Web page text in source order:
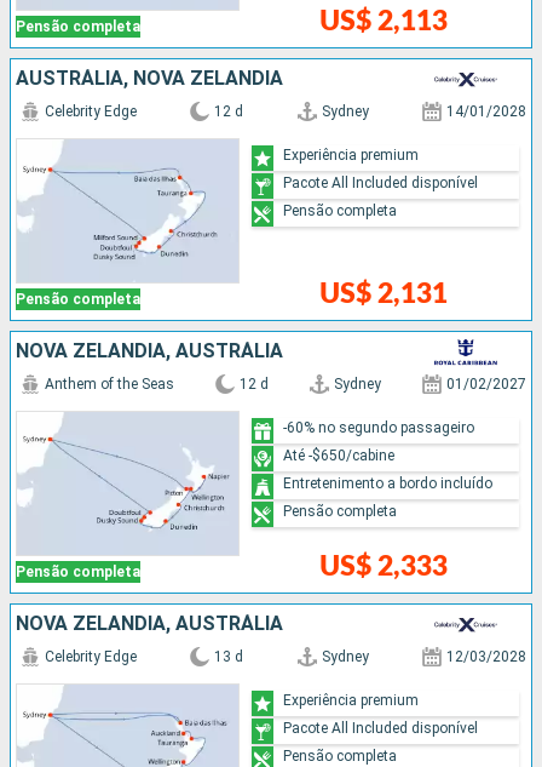
Pensão completa US$ 2,113
AUSTRÁLIA, NOVA ZELÂNDIA
Pensão completa
Celebrity Edge 12 d Sydney 14/01/2028
US$ 2,131
Experiência premium
Pacote All Included disponível
Pensão completa
NOVA ZELÂNDIA, AUSTRÁLIA
Pensão completa
Anthem of the Seas 12 d Sydney 01/02/2027
US$ 2,333
-60% no segundo passageiro
Até -$650/cabine
Entretenimento a bordo incluído
Pensão completa
NOVA ZELÂNDIA, AUSTRÁLIA
Celebrity Edge 13 d Sydney 12/03/2028
Experiência premium
Pacote All Included disponível
Pensão completa